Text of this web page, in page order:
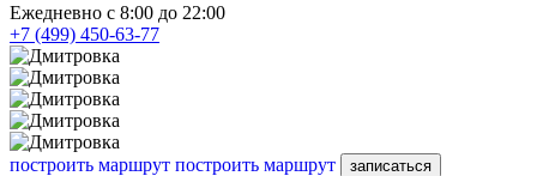
Ежедневно с 8:00 до 22:00
+7 (499) 450-63-77
построить маршрут построить маршрут записаться